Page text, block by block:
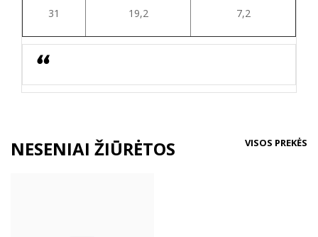
31 19,2 7,2
NESENIAI ŽIŪRĖTOS VISOS PREKĖS